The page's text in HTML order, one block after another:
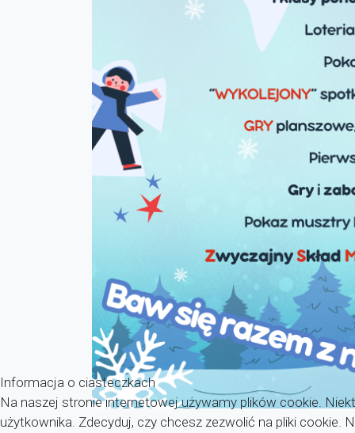
Informacja o ciasteczkach
Na naszej stronie internetowej używamy plików cookie.
użytkownika. Zdecyduj, czy chcesz zezwolić na pliki cookie.